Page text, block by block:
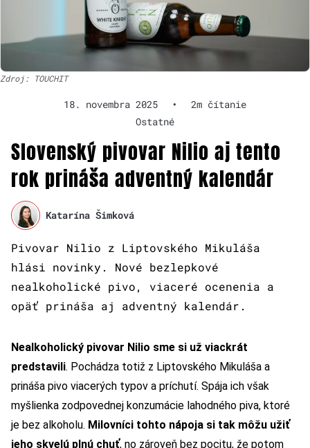
Zdroj: TOUCHIT
18. novembra 2025 •
2m čítanie
Ostatné
Slovenský pivovar Nilio aj tento
rok prináša adventný kalendár
Katarína Šimková
Pivovar Nilio z Liptovského Mikuláša
hlási novinky. Nové bezlepkové
nealkoholické pivo, viaceré ocenenia a
opäť prináša aj adventný kalendár.
Nealkoholický pivovar Nilio sme si už viackrát
predstavili. Pochádza totiž z Liptovského Mikuláša a
prináša pivo viacerých typov a príchutí. Spája ich však
myšlienka zodpovednej konzumácie lahodného piva, ktoré
je bez alkoholu. Milovníci tohto nápoja si tak môžu užiť
jeho skvelú plnú chuť, no zároveň bez pocitu, že potom